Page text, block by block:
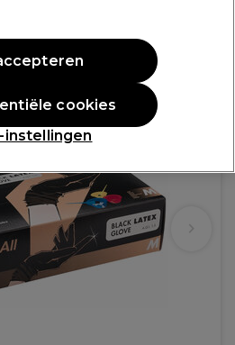
instellingen
cookies